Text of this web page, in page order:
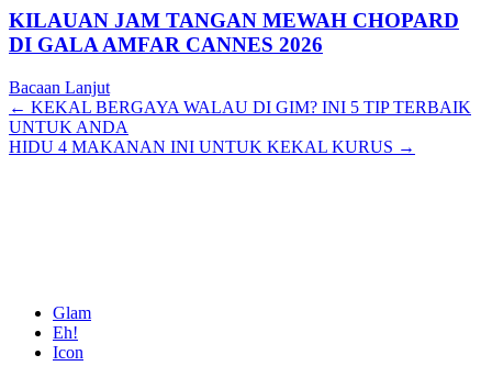
KILAUAN JAM TANGAN MEWAH CHOPARD
DI GALA AMFAR CANNES 2026
Bacaan Lanjut
Posts
navigation
← KEKAL BERGAYA WALAU DI GIM? INI 5 TIP TERBAIK
UNTUK ANDA
HIDU 4 MAKANAN INI UNTUK KEKAL KURUS →
Glam
Eh!
Icon